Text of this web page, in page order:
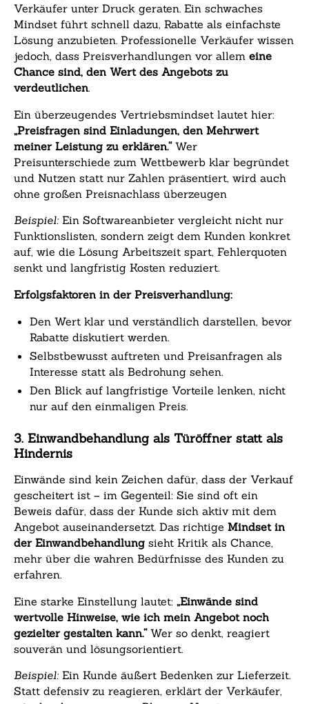
Verkäufer unter Druck geraten. Ein schwaches
Mindset führt schnell dazu, Rabatte als einfachste
Lösung anzubieten. Professionelle Verkäufer wissen
jedoch, dass Preisverhandlungen vor allem eine
Chance sind, den Wert des Angebots zu
verdeutlichen.
Ein überzeugendes Vertriebsmindset lautet hier:
„Preisfragen sind Einladungen, den Mehrwert
meiner Leistung zu erklären.“Wer
Preisunterschiede zum Wettbewerb klar begründet
und Nutzen statt nur Zahlen präsentiert, wird auch
ohne großen Preisnachlass überzeugen
Beispiel:Ein Softwareanbieter vergleicht nicht nur
Funktionslisten, sondern zeigt dem Kunden konkret
auf, wie die Lösung Arbeitszeit spart, Fehlerquoten
senkt und langfristig Kosten reduziert.
Erfolgsfaktoren in der Preisverhandlung:
Den Wert klar und verständlich darstellen, bevor
Rabatte diskutiert werden.
Selbstbewusst auftreten und Preisanfragen als
Interesse statt als Bedrohung sehen.
Den Blick auf langfristige Vorteile lenken, nicht
nur auf den einmaligen Preis.
3. Einwandbehandlung als Türöffner statt als
Hindernis
Einwände sind kein Zeichen dafür, dass der Verkauf
gescheitert ist – im Gegenteil: Sie sind oft ein
Beweis dafür, dass der Kunde sich aktiv mit dem
Angebot auseinandersetzt. Das richtige Mindset in
der Einwandbehandlungsieht Kritik als Chance,
mehr über die wahren Bedürfnisse des Kunden zu
erfahren.
Eine starke Einstellung lautet: „Einwände sind
wertvolle Hinweise, wie ich mein Angebot noch
gezielter gestalten kann.“Wer so denkt, reagiert
souverän und lösungsorientiert.
Beispiel:Ein Kunde äußert Bedenken zur Lieferzeit.
Statt defensiv zu reagieren, erklärt der Verkäufer,